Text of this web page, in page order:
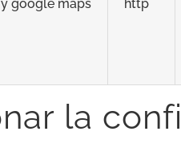
google maps http
la